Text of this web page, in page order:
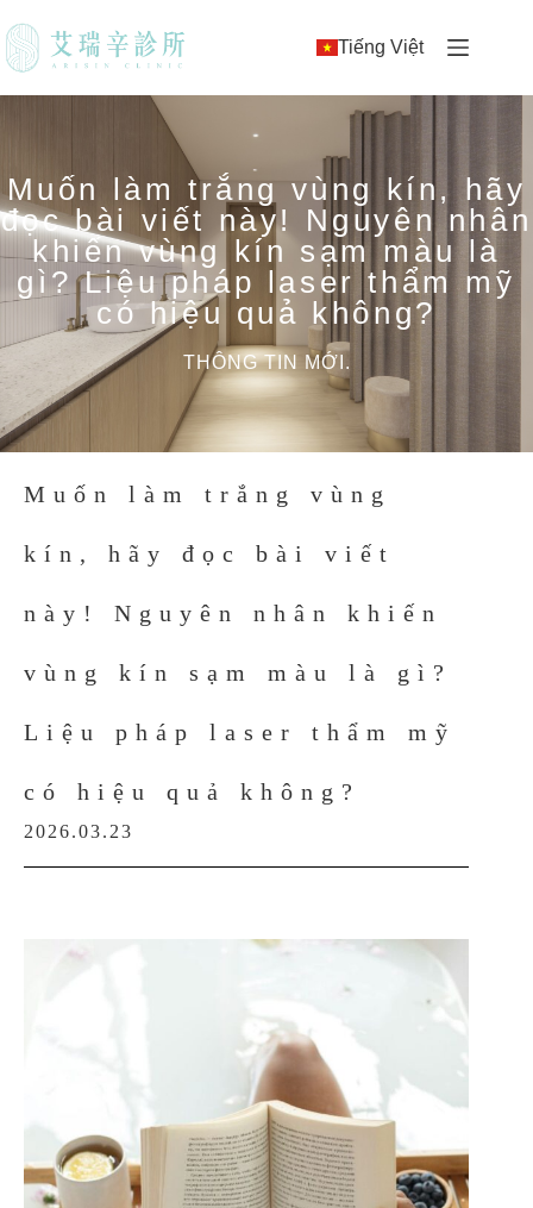
Tiếng Việt
Muốn làm trắng vùng kín, hãy
đọc bài viết này! Nguyên nhân
khiến vùng kín sạm màu là
gì? Liệu pháp laser thẩm mỹ
có hiệu quả không?
THÔNG TIN MỚI.
Muốn làm trắng vùng
kín, hãy đọc bài viết
này! Nguyên nhân khiến
vùng kín sạm màu là gì?
Liệu pháp laser thẩm mỹ
có hiệu quả không?
2026.03.23